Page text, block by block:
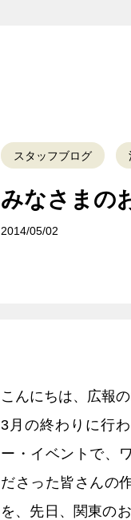
スタッフブログ
みなさまの
2014/05/02
こんにちは、広報の
3月の終わりに行
ー・イベントで、
ださった皆さんの
を、先日、関東の